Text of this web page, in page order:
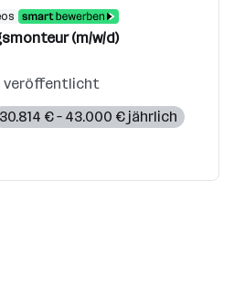
(m/w/d)
veröffentlicht
30.814 € – 43.000 € jährlich